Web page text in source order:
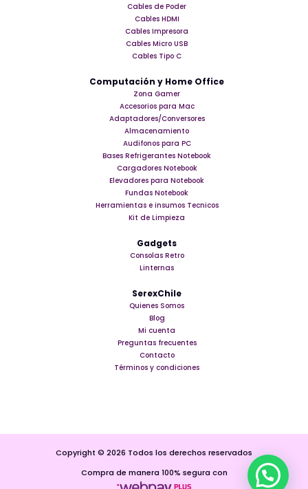
Cables de Poder
Cables HDMI
Cables Impresora
Cables Micro USB
Cables Tipo C
Computación y Home Office
Zona Gamer
Accesorios para Mac
Adaptadores/Conversores
Almacenamiento
Audifonos para PC
Bases Refrigerantes Notebook
Cargadores Notebook
Elevadores para Notebook
Fundas Notebook
Herramientas e insumos Tecnicos
Kit de Limpieza
Gadgets
Consolas Retro
Linternas
SerexChile
Quienes Somos
Blog
Mi cuenta
Preguntas frecuentes
Contacto
Términos y condiciones
Copyright © 2026 Todos los derechos reservados
Compra de manera 100% segura con